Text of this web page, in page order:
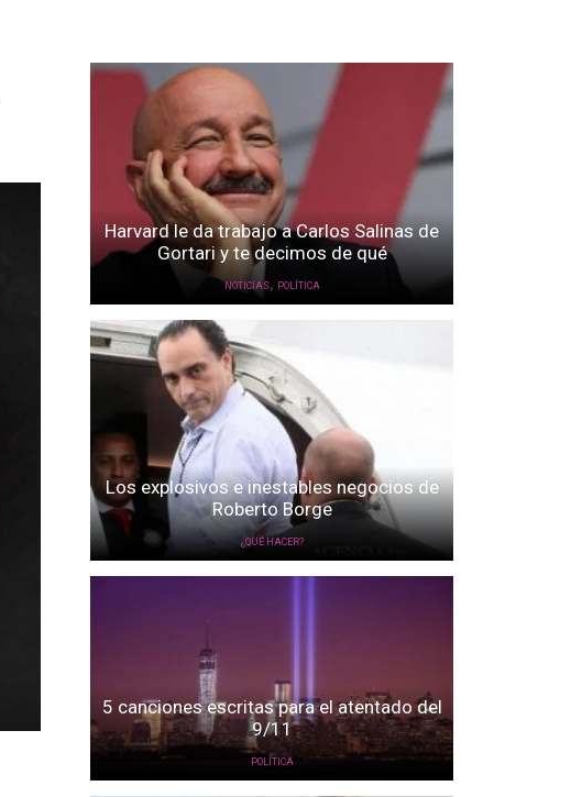
Harvard le da trabajo a Carlos Salinas de
Gortari y te decimos de qué
NOTICIAS, POLÍTICA
Los explosivos e inestables negocios de
Roberto Borge
¿QUÉ HACER?
5 canciones escritas para el atentado del
9/11
POLÍTICA